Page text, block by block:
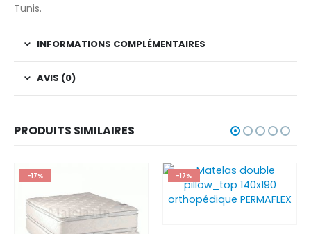
Tunis.
INFORMATIONS COMPLÉMENTAIRES
AVIS (0)
PRODUITS SIMILAIRES
-17% -17%